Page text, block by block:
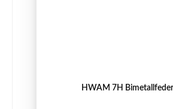
HWAM 7H